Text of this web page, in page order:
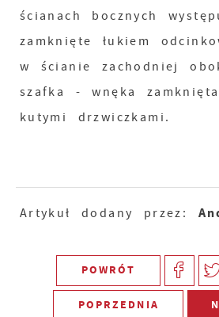
ścianach bocznych
zamknięte łukiem
w ścianie zachodniej
szafka - wnęka
kutymi drzwiczkami.
Artykuł dodany przez:
POWRÓT
POPRZEDNIA